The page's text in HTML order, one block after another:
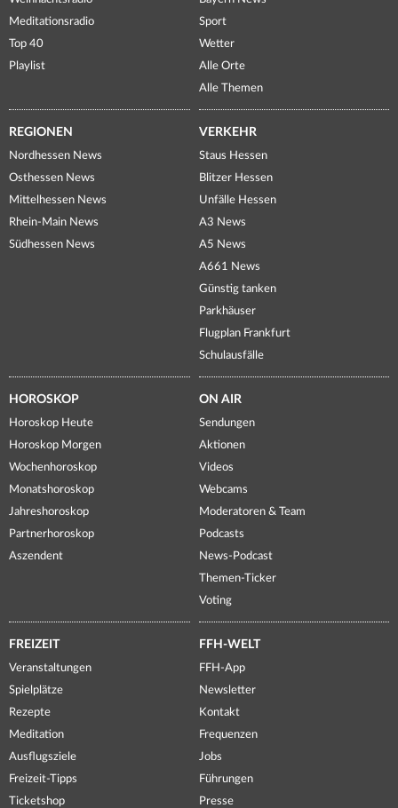
Meditationsradio
Top 40
Playlist
Sport
Wetter
Alle Orte
Alle Themen
REGIONEN
Nordhessen News
Osthessen News
Mittelhessen News
Rhein-Main News
Südhessen News
VERKEHR
Staus Hessen
Blitzer Hessen
Unfälle Hessen
A3 News
A5 News
A661 News
Günstig tanken
Parkhäuser
Flugplan Frankfurt
Schulausfälle
HOROSKOP
Horoskop Heute
Horoskop Morgen
Wochenhoroskop
Monatshoroskop
Jahreshoroskop
Partnerhoroskop
Aszendent
ON AIR
Sendungen
Aktionen
Videos
Webcams
Moderatoren & Team
Podcasts
News-Podcast
Themen-Ticker
Voting
FREIZEIT
Veranstaltungen
Spielplätze
Rezepte
Meditation
Ausflugsziele
Freizeit-Tipps
Ticketshop
FFH-WELT
FFH-App
Newsletter
Kontakt
Frequenzen
Jobs
Führungen
Presse